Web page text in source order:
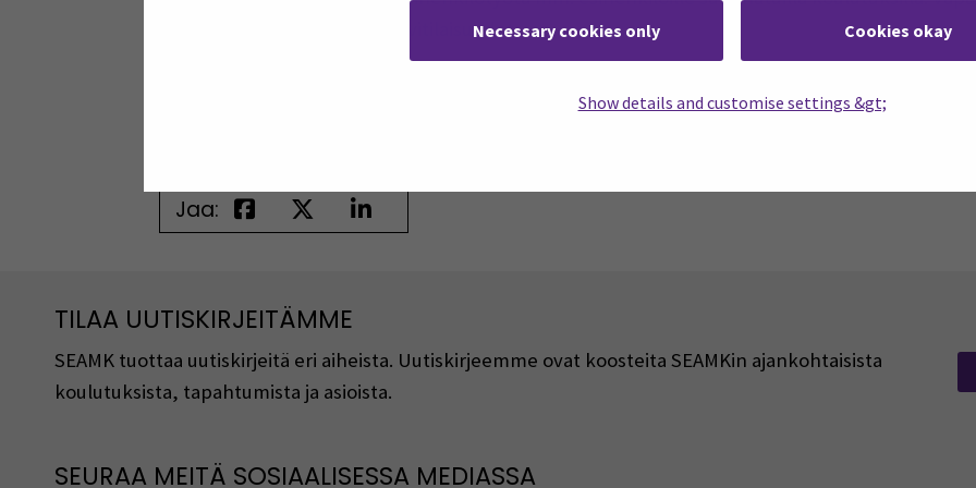
Necessary cookies only Cookies okay
Show details and customise settings &gt;
tarjoavat esihenkilöiden kahvitilaisuudet.
Hyvinvointia tuetaan lisäksi yhtenäisillä SeAMK-tason ohjeistuksilla ja toimintamalleilla (mm.
Jaa:
TILAA UUTISKIRJEITÄMME
SEAMK tuottaa uutiskirjeitä eri aiheista. Uutiskirjeemme ovat koosteita SEAMKin ajankohtaisista
koulutuksista, tapahtumista ja asioista.
SEURAA MEITÄ SOSIAALISESSA MEDIASSA